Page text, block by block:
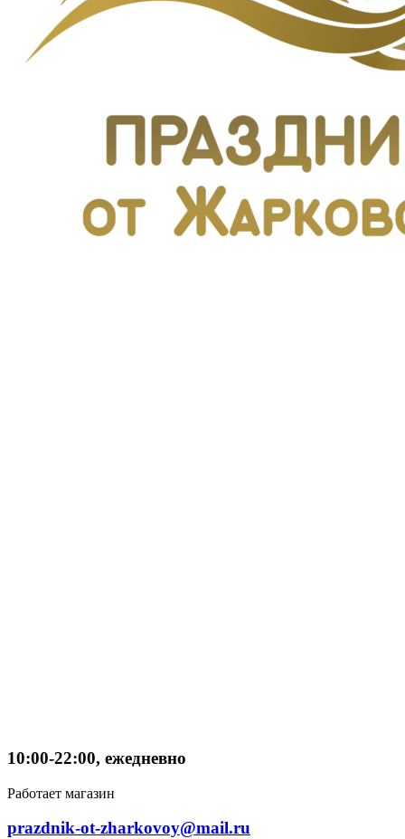
10:00-22:00, ежедневно
Работает магазин
prazdnik-ot-zharkovoy@mail.ru